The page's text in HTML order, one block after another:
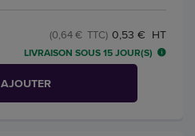
0,53 € HT
(0,64 € TTC)
LIVRAISON SOUS 15 JOUR(S)
AJOUTER